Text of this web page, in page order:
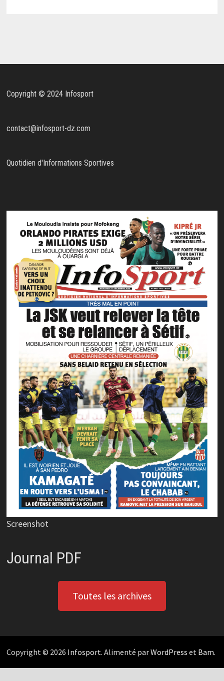
Copyright © 2024 Infosport
contact@infosport-dz.com
Quotidien d'Informations Sportives
Screenshot
Journal PDF
Toutes les archives
Copyright © 2026 Infosport. Alimenté parWordPress et Bam.